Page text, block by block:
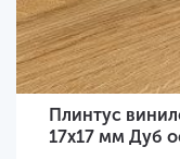
Плинтус
17х17 мм Дуб